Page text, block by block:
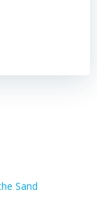
Sand